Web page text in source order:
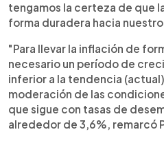
tengamos la certeza de que
forma duradera hacia
"Para llevar la inflación de
necesario un período de
inferior a la tendencia
moderación de las
que sigue con tasas de
alrededor de 3,6%, remarcó